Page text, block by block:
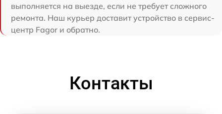
выполняется на выезде, если не требует сложного
ремонта. Наш курьер доставит устройство в сервис-
центр Fagor и обратно.
Контакты